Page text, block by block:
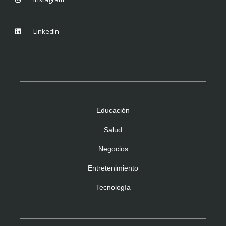
LinkedIn
Educación
Salud
Negocios
Entretenimiento
Tecnología